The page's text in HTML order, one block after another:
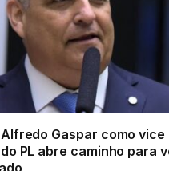
Gaspar como vice
PL abre caminho para